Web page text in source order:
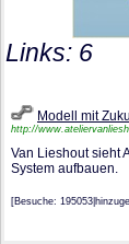
Links: 6
Modell mit
http://
Van Lieshout sieht
System aufbauen.
[Besuche: